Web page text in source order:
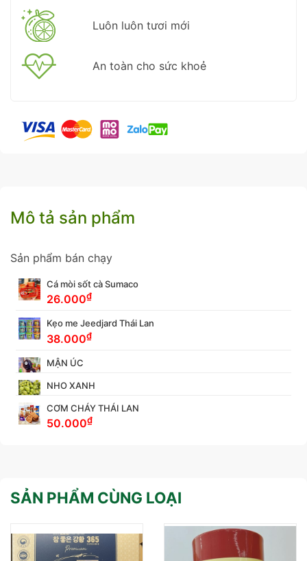
Luôn luôn tươi mới
An toàn cho sức khoẻ
Mô tả sản phẩm
Sản phẩm bán chạy
Cá mòi sốt cà Sumaco
26.000₫
Kẹo me Jeedjard Thái Lan
38.000₫
MẬN ÚC
NHO XANH
CƠM CHÁY THÁI LAN
50.000₫
SẢN PHẨM CÙNG LOẠI